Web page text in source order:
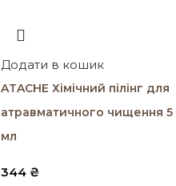
Додати в кошик
ATACHE Хімічний пілінг для
атравматичного чищення 5
мл
344 ₴